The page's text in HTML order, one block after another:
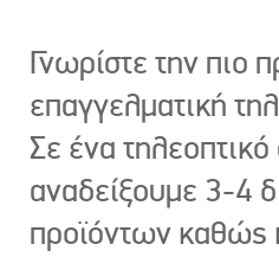
Γνωρίστε την πιο
επαγγελματική
Σε ένα τηλεοπτικό
αναδείξουμε 3-4
προϊόντων καθώς